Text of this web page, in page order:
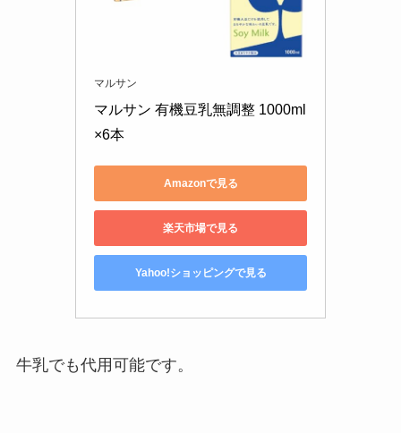
マルサン
マルサン 有機豆乳無調整 1000ml
×6本
Amazonで見る
楽天市場で見る
Yahoo!ショッピングで見る
牛乳でも代用可能です。